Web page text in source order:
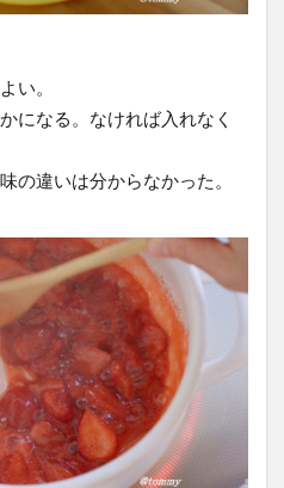
い。
になる。なければ入れなく
の違いは分からなかった。